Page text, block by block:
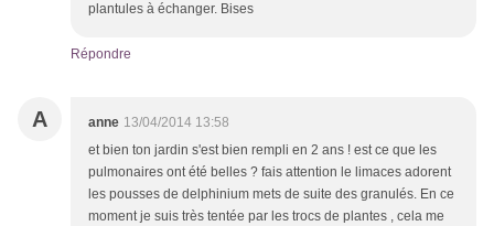
plantules à échanger. Bises
Répondre
A anne 13/04/2014 13:58
et bien ton jardin s'est bien rempli en 2 ans ! est ce que les
pulmonaires ont été belles ? fais attention le limaces adorent
les pousses de delphinium mets de suite des granulés. En ce
moment je suis très tentée par les trocs de plantes , cela me